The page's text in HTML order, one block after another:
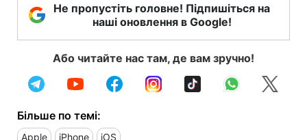
Не пропустіть головне! Підпишіться на
наші оновлення в Google!
Або читайте нас там, де вам зручно!
Більше по темі:
Apple iPhone iOS